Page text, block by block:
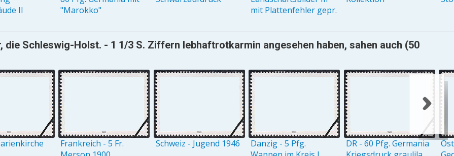
II
"Marokko"
mit Plattenfehler gepr.
die Schleswig-Holst. - 1 1/3 S. Ziffern lebhaftrotkarmin angesehen haben, sahen auch (50
Frankreich - 5 Fr.
Schweiz - Jugend 1946
Danzig - 5 Pfg.
DR - 60 Pfg. Germania